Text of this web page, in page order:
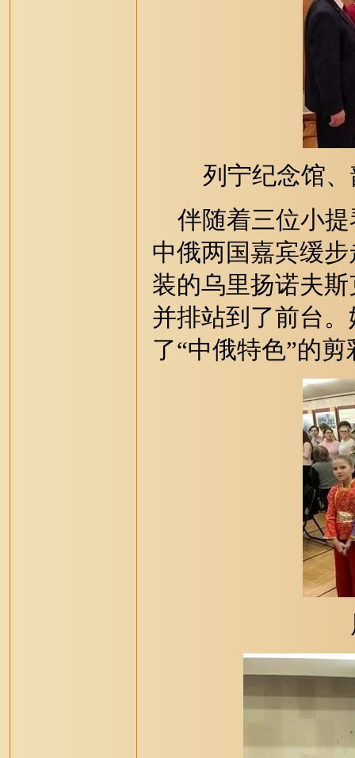
列宁纪念馆
伴随着三位小提
中俄两国嘉宾缓
装的乌里扬诺夫
并排站到了前台
了“中俄特色”的